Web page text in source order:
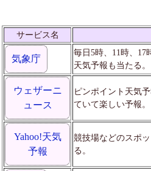
サービス名
気象庁
毎日5時、11時、17
天気予報も当たる。
ウェザーニ
ュース
ピンポイント天気
ていて楽しい予報。
Yahoo!天気
予報
競技場などのスポ
る。